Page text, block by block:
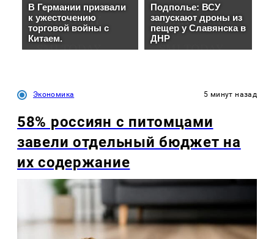
Экономика 5 минут назад
58% россиян с питомцами
завели отдельный бюджет на
их содержание